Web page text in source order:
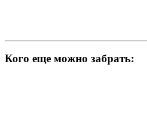
Кого еще можно забрать: